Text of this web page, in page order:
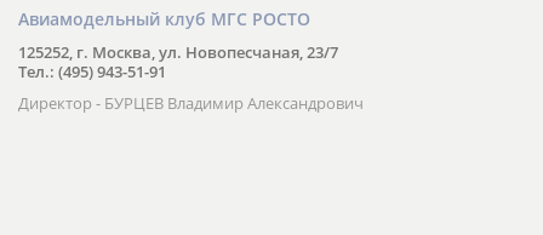
Спортивный клуб "Бусидо" - один из старейших и лидирующих
клубов России, изучающих и развивающих различные боевые
искусства и, прежде всего, каратэ Кёкусинкай - первого в мире
стиля контактного каратэ, получившего огромное развитие во
все без исключения виды и стили боевых искусств.